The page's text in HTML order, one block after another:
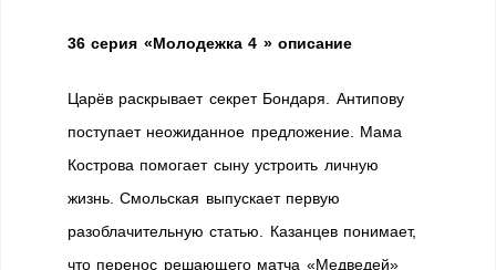
36 серия «Молодежка 4 » описание
Царёв раскрывает секрет Бондаря. Антипову
поступает неожиданное предложение. Мама
Кострова помогает сыну устроить личную
жизнь. Смольская выпускает первую
разоблачительную статью. Казанцев понимает,
что перенос решающего матча «Медведей»